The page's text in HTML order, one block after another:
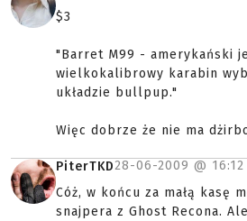
$3
"Barret M99 - amerykański
wielkokalibrowy karabin
układzie bullpup."
Więc dobrze że nie ma
PiterTKD28-06-2009 @ 16:12
Cóż, w końcu za małą kasę
snajpera z Ghost Recona.